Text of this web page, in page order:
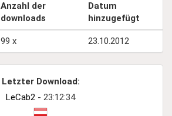
Anzahl der
downloads
Datum
hinzugefügt
99 x 23.10.2012
Letzter Download:
LeCab2 - 23:12:34